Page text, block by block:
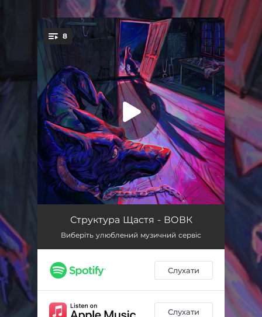
You're all set!
8
Біль від дотиків 02:35
Адренохром 02:33
Мʼясо-фестиваль 02:31
Нема крові 02:30
Структура Щастя - ВОВК
Виберіть улюблений музичний сервіс
Слухати
Слухати